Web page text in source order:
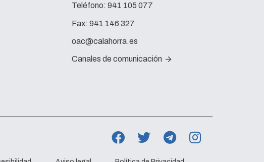
Teléfono: 941 105 077
Fax: 941 146 327
oac@calahorra.es
Canales de comunicación